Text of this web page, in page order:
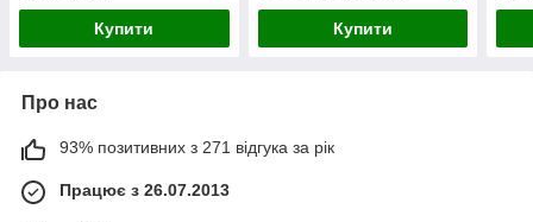
Купити Купити
Про нас
93% позитивних з 271 відгука за рік
Працює з 26.07.2013